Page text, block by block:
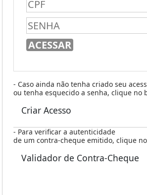
- Caso ainda não tenha criado seu
ou tenha esquecido a senha, clique no
Criar Acesso
- Para verificar a autenticidade
de um contra-cheque emitido, clique
Validador de Contra-Cheque